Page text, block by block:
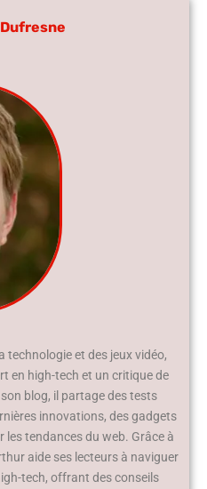
technologie et des jeux vidéo,
en high-tech et un critique de
blog, il partage des tests
innovations, des gadgets
les tendances du web. Grâce à
aide ses lecteurs à naviguer
tech, offrant des conseils